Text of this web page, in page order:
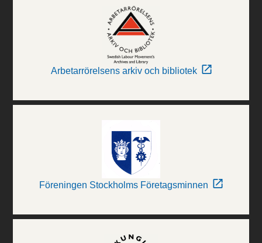
Arbetarrörelsens arkiv och bibliotek
Föreningen Stockholms Företagsminnen